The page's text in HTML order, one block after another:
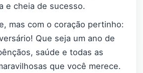
e cheia de sucesso.
mas com o coração pertinho:
Que seja um ano de
saúde e todas as
que você merece.